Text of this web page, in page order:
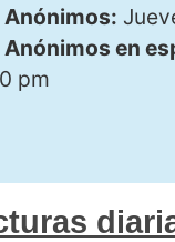
en
pm